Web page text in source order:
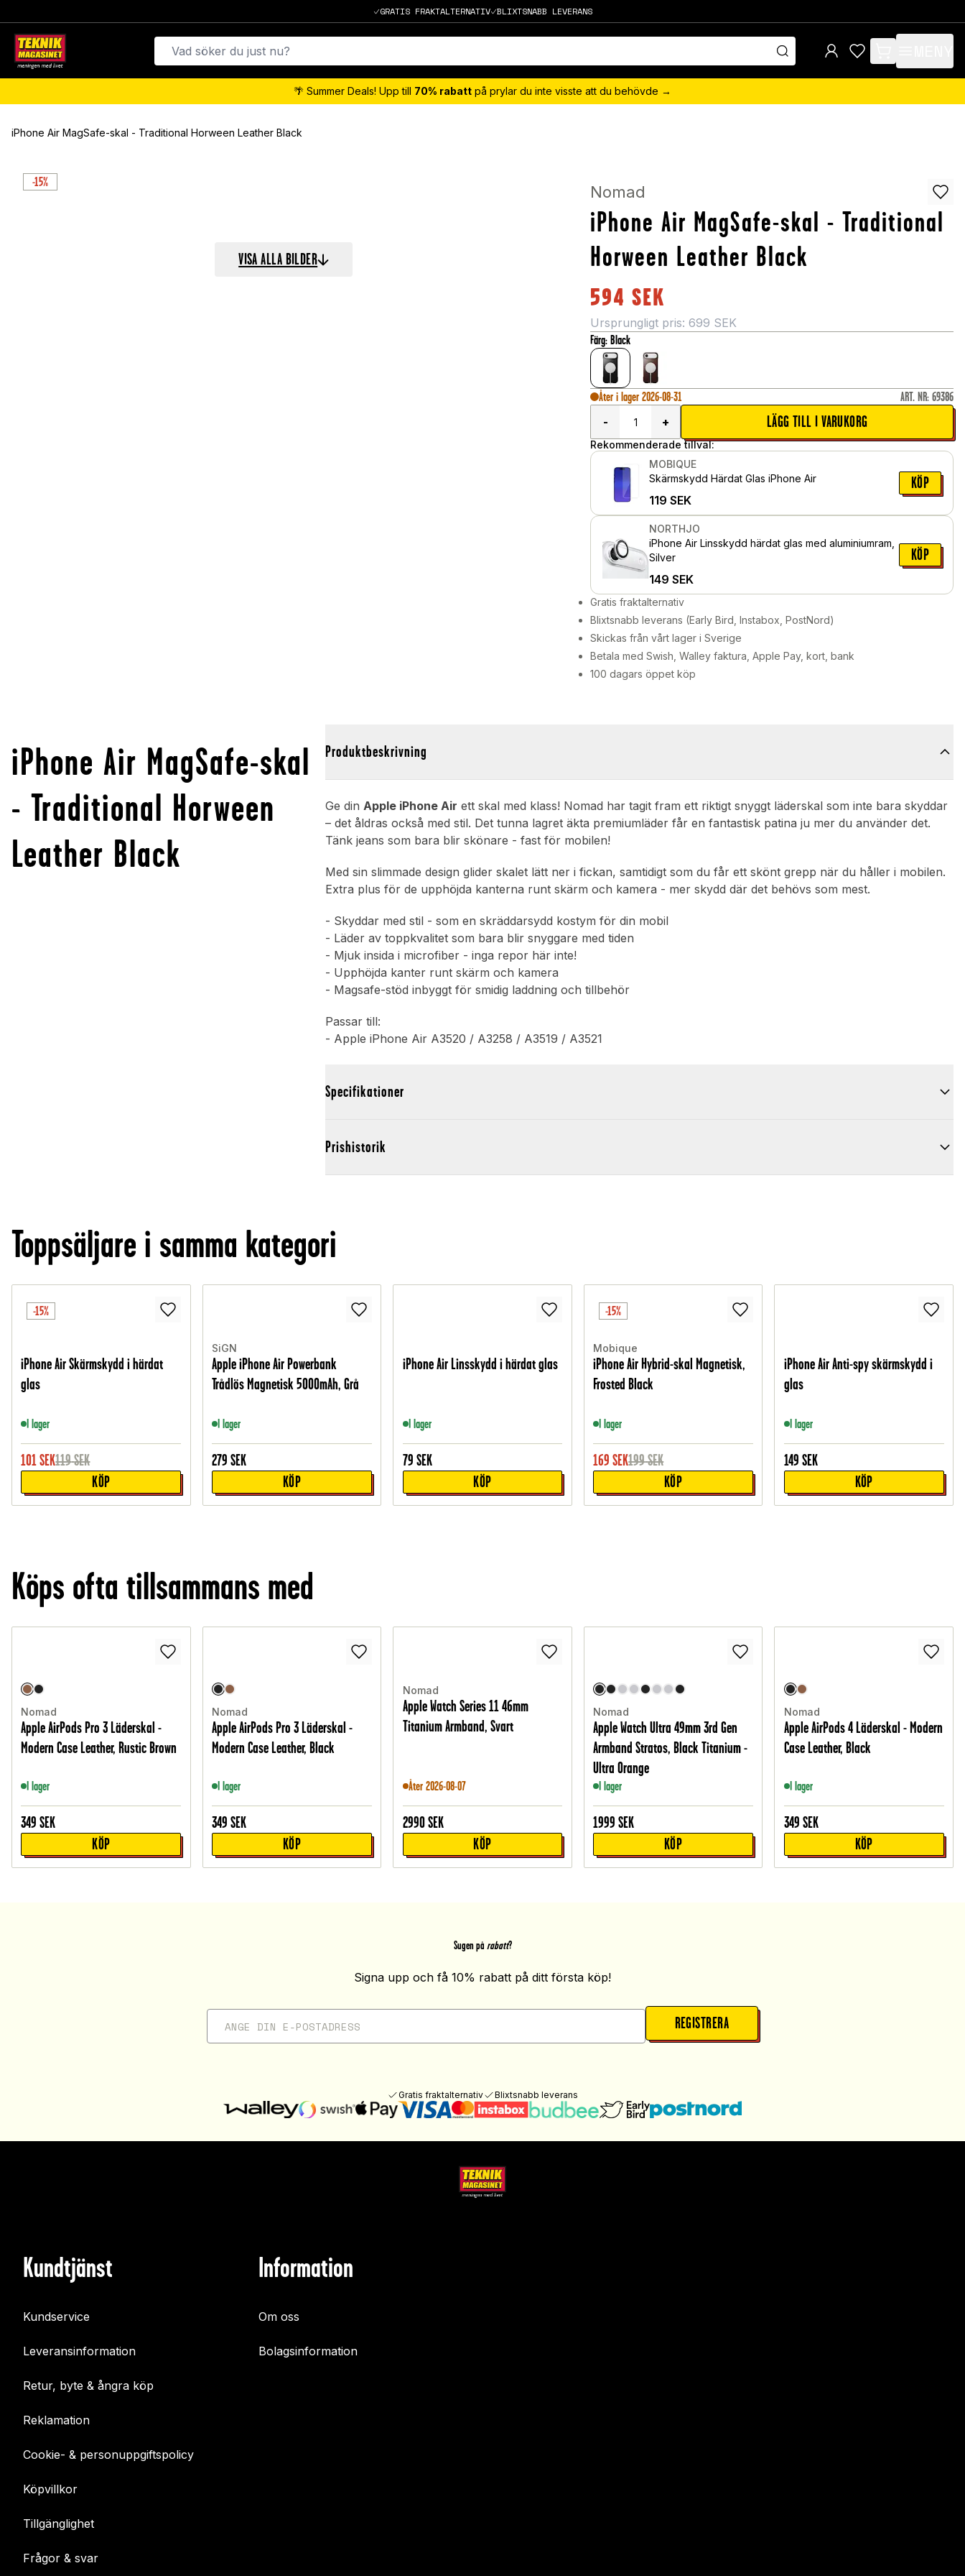
GRATIS FRAKTALTERNATIV BLIXTSNABB LEVERANS
items in cart, view
🌴 Summer Deals! Upp till 70% rabatt på prylar du inte visste att du behövde →
iPhone Air MagSafe-skal - Traditional Horween Leather Black
-15%
VISA ALLA BILDER
Nomad
iPhone Air MagSafe-skal - Traditional
Horween Leather Black
594 SEK
Ursprungligt pris: 699 SEK
Färg: Black
Åter i lager 2026-08-31 ART. NR: 69386
-
+ LÄGG TILL I VARUKORG
Rekommenderade tillval:
MOBIQUE
Skärmskydd Härdat Glas iPhone Air
119 SEK
KÖP
NORTHJO
iPhone Air Linsskydd härdat glas med aluminiumram,
Silver
149 SEK
KÖP
Gratis fraktalternativ
Blixtsnabb leverans (Early Bird, Instabox, PostNord)
Skickas från vårt lager i Sverige
Betala med Swish, Walley faktura, Apple Pay, kort, bank
100 dagars öppet köp
iPhone Air MagSafe-skal
- Traditional Horween
Leather Black
Produktbeskrivning
Ge dinApple iPhone Air ett skal med klass! Nomad har tagit fram ett riktigt snyggt läderskal som inte bara skyddar
– det åldras också med stil. Det tunna lagret äkta premiumläder får en fantastisk patina ju mer du använder det.
Tänk jeans som bara blir skönare - fast för mobilen!
Med sin slimmade design glider skalet lätt ner i fickan, samtidigt som du får ett skönt grepp när du håller i mobilen.
Extra plus för de upphöjda kanterna runt skärm och kamera - mer skydd där det behövs som mest.
- Skyddar med stil - som en skräddarsydd kostym för din mobil
- Läder av toppkvalitet som bara blir snyggare med tiden
- Mjuk insida i microfiber - inga repor här inte!
- Upphöjda kanter runt skärm och kamera
- Magsafe-stöd inbyggt för smidig laddning och tillbehör
Passar till:
- Apple iPhone Air A3520 / A3258 / A3519 / A3521
Specifikationer
Prishistorik
Toppsäljare i samma kategori
-15%
iPhone Air Skärmskydd i härdat
glas
I lager
101SEK119SEK
KÖP
SiGN
Apple iPhone Air Powerbank
Trådlös Magnetisk 5000mAh, Grå
I lager
279 SEK
KÖP
iPhone Air Linsskydd i härdat glas
I lager
79 SEK
KÖP
-15%
Mobique
iPhone Air Hybrid-skal Magnetisk,
Frosted Black
I lager
169 SEK199SEK
KÖP
iPhone Air Anti-spy skärmskydd i
glas
I lager
149 SEK
KÖP
Köps ofta tillsammans med
Nomad
Apple AirPods Pro 3 Läderskal -
Modern Case Leather, Rustic Brown
I lager
349 SEK
KÖP
Nomad
Apple AirPods Pro 3 Läderskal -
Modern Case Leather, Black
I lager
349 SEK
KÖP
Nomad
Apple Watch Series 11 46mm
Titanium Armband, Svart
Åter 2026-08-07
2990SEK
KÖP
Nomad
Apple Watch Ultra 49mm 3rd Gen
Armband Stratos, Black Titanium -
Ultra Orange
I lager
1999 SEK
KÖP
Nomad
Apple AirPods 4 Läderskal - Modern
Case Leather, Black
I lager
349 SEK
KÖP
Sugen på rabatt?
Signa upp och få 10% rabatt på ditt första köp!
REGISTRERA
Gratis fraktalternativ Blixtsnabb leverans
Kundtjänst
Kundservice
Leveransinformation
Retur, byte & ångra köp
Reklamation
Cookie- & personuppgiftspolicy
Köpvillkor
Tillgänglighet
Frågor & svar
Information
Om oss
Bolagsinformation